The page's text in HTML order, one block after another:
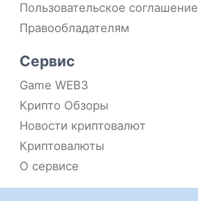
Пользовательское соглашение
Правообладателям
Сервис
Game WEB3
Крипто Обзоры
Новости криптовалют
Криптовалюты
О сервисе